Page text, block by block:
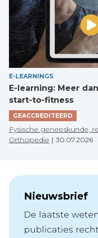
E-LEARNINGS
E-learning: Meer
start-to-fitness
GEACCREDITEERD
Fysische geneeskunde,
Orthopedie | 30.07.2026
Nieuwsbrief
De laatste
publicaties